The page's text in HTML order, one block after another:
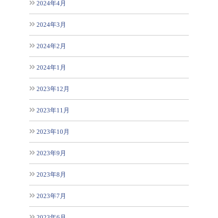
2024年4月
2024年3月
2024年2月
2024年1月
2023年12月
2023年11月
2023年10月
2023年9月
2023年8月
2023年7月